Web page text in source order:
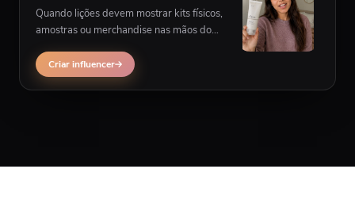
Quando lições devem mostrar kits físicos,
amostras ou merchandise nas mãos do
multiscena pode encaixar melhor.
Criar influencer